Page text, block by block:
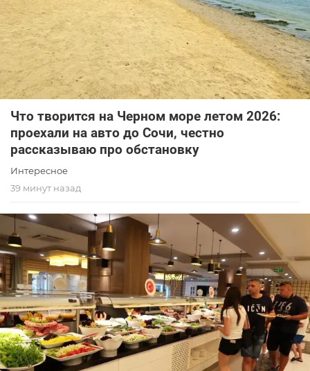
Что творится на Черном море летом 2026:
проехали на авто до Сочи, честно
рассказываю про обстановку
Интересное
39 минут назад